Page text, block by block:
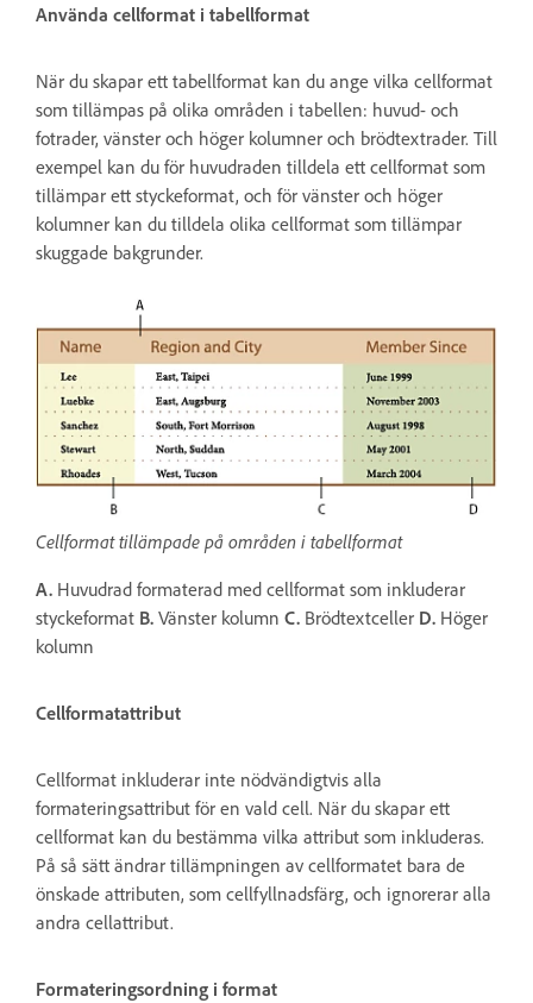
Använda cellformat i tabellformat
När du skapar ett tabellformat kan du ange vilka cellformat
som tillämpas på olika områden i tabellen: huvud- och
fotrader, vänster och höger kolumner och brödtextrader. Till
exempel kan du för huvudraden tilldela ett cellformat som
tillämpar ett styckeformat, och för vänster och höger
kolumner kan du tilldela olika cellformat som tillämpar
skuggade bakgrunder.
Cellformat tillämpade på områden i tabellformat
A. Huvudrad formaterad med cellformat som inkluderar
styckeformat B. Vänster kolumn C. Brödtextceller D. Höger
kolumn
Cellformatattribut
Cellformat inkluderar inte nödvändigtvis alla
formateringsattribut för en vald cell. När du skapar ett
cellformat kan du bestämma vilka attribut som inkluderas.
På så sätt ändrar tillämpningen av cellformatet bara de
önskade attributen, som cellfyllnadsfärg, och ignorerar alla
andra cellattribut.
Formateringsordning i format